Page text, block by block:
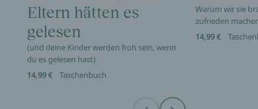
Eltern hätten es
gelesen
(und deine Kinder werden froh sein, wenn
du es gelesen hast)
14,99 €
Taschenbuch
Warum wir sie
zufrieden
14,99 €